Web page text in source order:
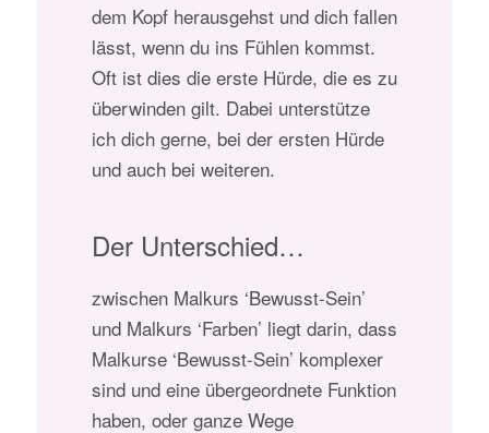
dem Kopf herausgehst und dich fallen
lässt, wenn du ins Fühlen kommst.
Oft ist dies die erste Hürde, die es zu
überwinden gilt. Dabei unterstütze
ich dich gerne, bei der ersten Hürde
und auch bei weiteren.
Der Unterschied…
zwischen Malkurs ‘Bewusst-Sein’
und Malkurs ‘Farben’ liegt darin, dass
Malkurse ‘Bewusst-Sein’ komplexer
sind und eine übergeordnete Funktion
haben, oder ganze Wege